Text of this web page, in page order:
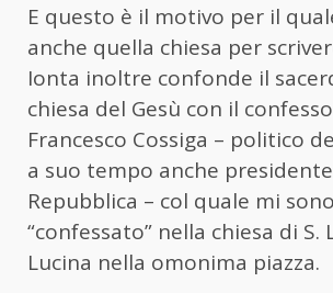
E questo è il motivo per il
anche quella chiesa per
Ionta inoltre confonde il
chiesa del Gesù con il
Francesco Cossiga – politico
a suo tempo anche
Repubblica – col quale mi sono
“confessato” nella chiesa di S.
Lucina nella omonima piazza.